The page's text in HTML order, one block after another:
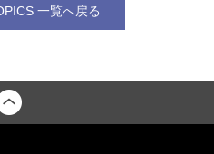
一覧へ戻る